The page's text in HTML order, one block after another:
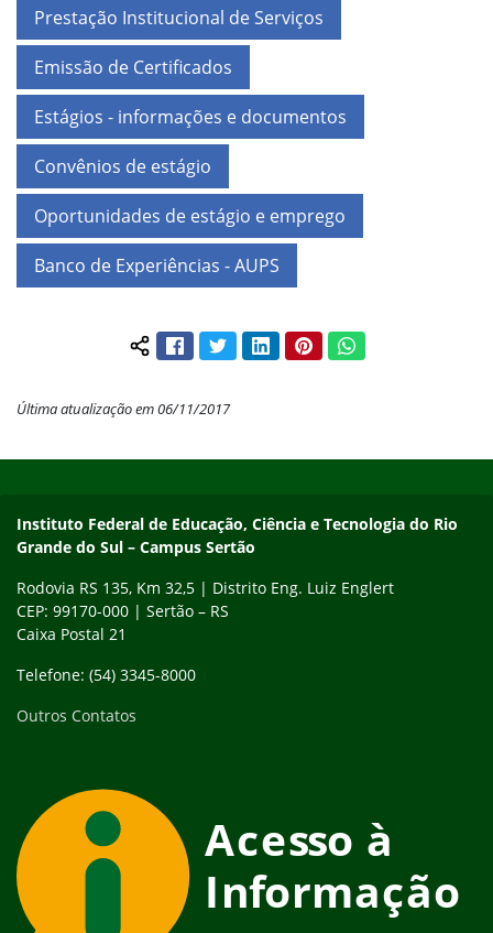
Prestação Institucional de Serviços
Emissão de Certificados
Estágios - informações e documentos
Convênios de estágio
Oportunidades de estágio e emprego
Banco de Experiências - AUPS
Compartilhar conteúdo:
FacebookTwitterLinkedInPinterestWhatsApp
Última atualização em 06/11/2017
Instituto Federal de Educação, Ciência e Tecnologia do Rio
Grande do Sul – Campus Sertão
Rodovia RS 135, Km 32,5 | Distrito Eng. Luiz Englert
CEP: 99170-000 | Sertão – RS
Caixa Postal 21
Telefone: (54) 3345-8000
Outros Contatos